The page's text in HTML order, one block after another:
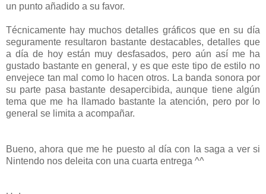
un punto añadido a su favor.
Técnicamente hay muchos detalles gráficos que en su día
seguramente resultaron bastante destacables, detalles que
a día de hoy están muy desfasados, pero aún así me ha
gustado bastante en general, y es que este tipo de estilo no
envejece tan mal como lo hacen otros. La banda sonora por
su parte pasa bastante desapercibida, aunque tiene algún
tema que me ha llamado bastante la atención, pero por lo
general se limita a acompañar.
Bueno, ahora que me he puesto al día con la saga a ver si
Nintendo nos deleita con una cuarta entrega ^^